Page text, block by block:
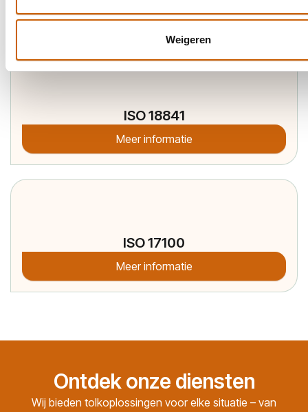
Weigeren
Meer informatie
ISO 18841
Meer informatie
ISO 17100
Meer informatie
Ontdek onze diensten
Wij bieden tolkoplossingen voor elke situatie – van